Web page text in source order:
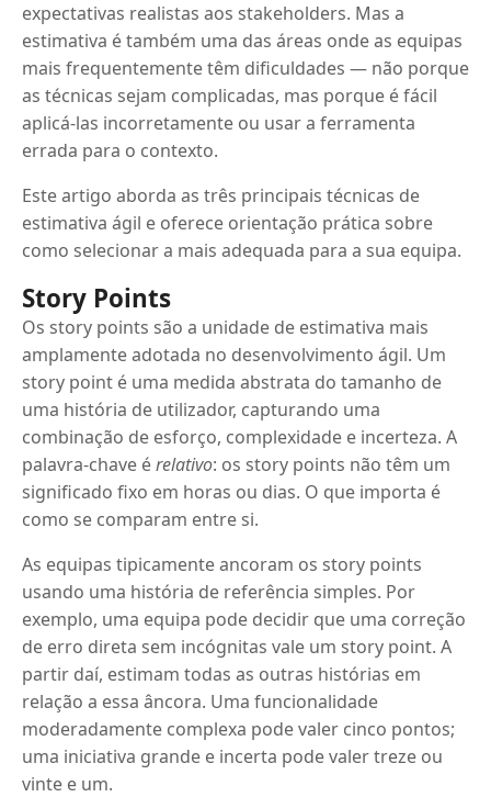
expectativas realistas aos stakeholders. Mas a
estimativa é também uma das áreas onde as equipas
mais frequentemente têm dificuldades — não porque
as técnicas sejam complicadas, mas porque é fácil
aplicá-las incorretamente ou usar a ferramenta
errada para o contexto.
Este artigo aborda as três principais técnicas de
estimativa ágil e oferece orientação prática sobre
como selecionar a mais adequada para a sua equipa.
Story Points
Os story points são a unidade de estimativa mais
amplamente adotada no desenvolvimento ágil. Um
story point é uma medida abstrata do tamanho de
uma história de utilizador, capturando uma
combinação de esforço, complexidade e incerteza. A
palavra-chave érelativo: os story points não têm um
significado fixo em horas ou dias. O que importa é
como se comparam entre si.
As equipas tipicamente ancoram os story points
usando uma história de referência simples. Por
exemplo, uma equipa pode decidir que uma correção
de erro direta sem incógnitas vale um story point. A
partir daí, estimam todas as outras histórias em
relação a essa âncora. Uma funcionalidade
moderadamente complexa pode valer cinco pontos;
uma iniciativa grande e incerta pode valer treze ou
vinte e um.